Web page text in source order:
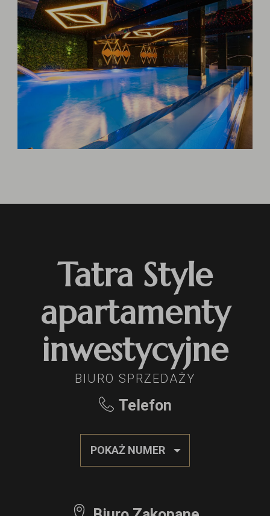
Tatra Style
apartamenty
inwestycyjne
BIURO SPRZEDAŻY
Telefon
POKAŻ NUMER